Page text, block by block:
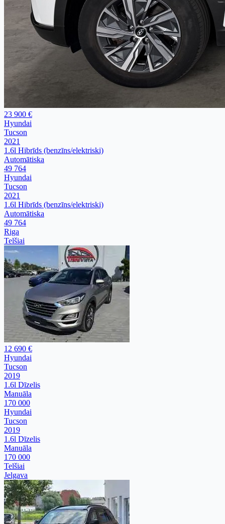
23 900 €
Hyundai
Tucson
2021
1.6l Hibrīds (benzīns/elektriski)
Automātiska
49 764
Hyundai
Tucson
2021
1.6l Hibrīds (benzīns/elektriski)
Automātiska
49 764
Riga
Telšiai
12 690 €
Hyundai
Tucson
2019
1.6l Dīzelis
Manuāla
170 000
Hyundai
Tucson
2019
1.6l Dīzelis
Manuāla
170 000
Telšiai
Jelgava